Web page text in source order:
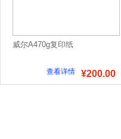
威尔A470g复印纸
¥200.00
查看详情